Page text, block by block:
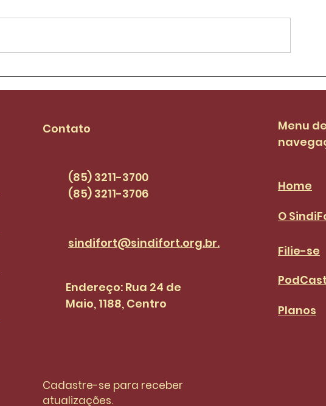
Fim da escala 6X1:
sindicalistas
na Câmara e preparam
Convênio
da Caixa
Contato
(85) 3211-3700
(85) 3211-3706
sindifort@sindifort.org.br.
Endereço: Rua 24 de
Maio, 1188, Centro
Cadastre-se para receber
atualizações.
Menu de
Home
O
Filie-se
PodCast
Planos